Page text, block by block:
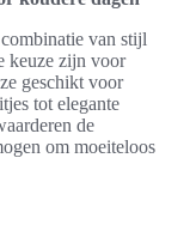
van stijl
keuze zijn voor
geschikt voor
tot elegante
de
om moeiteloos